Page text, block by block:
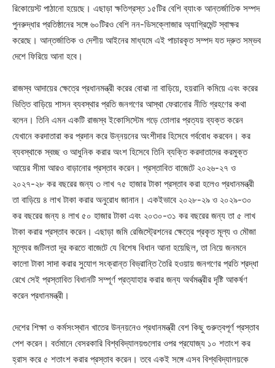
রিকোয়েস্ট পাঠানো হয়েছে। এছাড়া ক্ষতিগ্রস্ত ১৫টির বেশি ব্যাংক আন্তর্জাতিক সম্পদ
পুনরুদ্ধার প্রতিষ্ঠানের সঙ্গে ৬০টিরও বেশি নন-ডিসক্লোজার অ্যাগ্রিমেন্ট স্বাক্ষর
করেছে। আন্তর্জাতিক ও দেশীয় আইনের মাধ্যমে এই পাচারকৃত সম্পদ যত দ্রুত সম্ভব
দেশে ফিরিয়ে আনা হবে।
রাজস্ব আদায়ের ক্ষেত্রে প্রধানমন্ত্রী করের বোঝা না বাড়িয়ে, হয়রানি কমিয়ে এবং করের
ভিত্তি বাড়িয়ে শাসন ব্যবস্থার প্রতি জনগণের আস্থা ফেরানোর নীতি গ্রহণের কথা
বলেন। তিনি এমন একটি রাজস্ব ইকোসিস্টেম গড়ে তোলার প্রত্যয় ব্যক্ত করেন
যেখানে করদাতারা কর প্রদান করে উন্নয়নের অংশীদার হিসেবে গর্ববোধ করবেন। কর
ব্যবস্থাকে স্বচ্ছ ও আধুনিক করার অংশ হিসেবে তিনি ব্যক্তি করদাতাদের করমুক্ত
আয়ের সীমা আরও বাড়ানোর প্রস্তাব করেন। প্রস্তাবিত বাজেটে ২০২৬-২৭ ও
২০২৭-২৮ কর বছরের জন্য ৩ লাখ ৭৫ হাজার টাকা প্রস্তাব করা হলেও প্রধানমন্ত্রী
তা বাড়িয়ে ৪ লাখ টাকা করার অনুরোধ জানান। একইভাবে ২০২৮-২৯ ও ২০২৯-৩০
কর বছরের জন্য ৪ লাখ ৫০ হাজার টাকা এবং ২০৩০-৩১ কর বছরের জন্য তা ৫ লাখ
টাকা করার প্রস্তাব করেন। এছাড়া জমি রেজিস্ট্রেশনের ক্ষেত্রে প্রকৃত মূল্য ও মৌজা
মূল্যের জটিলতা দূর করতে বাজেটে যে বিশেষ বিধান আনা হয়েছিল, তা নিয়ে জনমনে
কালো টাকা সাদা করার সুযোগ সংক্রান্ত বিভ্রান্তি তৈরি হওয়ায় জনগণের প্রতি শ্রদ্ধা
রেখে সেই প্রস্তাবিত বিধানটি সম্পূর্ণ প্রত্যাহার করার জন্য অর্থমন্ত্রীর দৃষ্টি আকর্ষণ
করেন প্রধানমন্ত্রী।
দেশের শিক্ষা ও কর্মসংস্থান খাতের উন্নয়নেও প্রধানমন্ত্রী বেশ কিছু গুরুত্বপূর্ণ প্রস্তাব
পেশ করেন। বর্তমানে বেসরকারি বিশ্ববিদ্যালয়গুলোর ওপর প্রযোজ্য ১০ শতাংশ কর
হ্রাস করে ৫ শতাংশ করার প্রস্তাব করেন। তবে একই সঙ্গে এসব বিশ্ববিদ্যালয়কে